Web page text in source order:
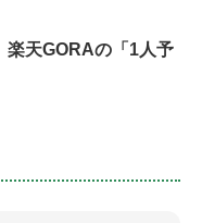
楽天GORAの「1人予